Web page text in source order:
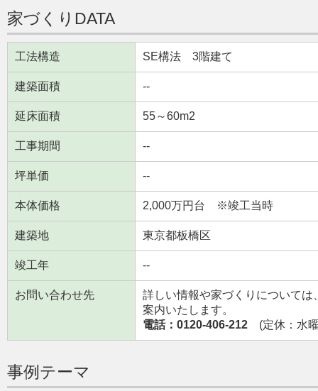
家づくりDATA
工法構造 SE構法 3階建て
建築面積 --
延床面積 55～60m2
工事期間 --
坪単価 --
本体価格 2,000万円台 ※竣工当時
建築地 東京都板橋区
竣工年 --
お問い合わせ先
詳しい情報や家づくりについて
案内いたします。
電話：0120-406-212 (定休：水
事例テーマ